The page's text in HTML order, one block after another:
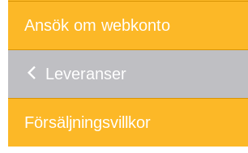
Ansök om webkonto
Leveranser
Försäljningsvillkor